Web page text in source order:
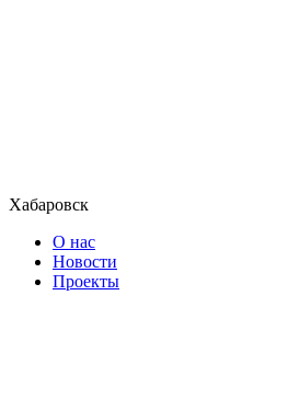
Хабаровск
О нас
Новости
Проекты